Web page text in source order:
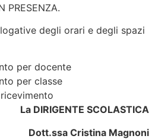
PRESENZA.
degli orari e degli spazi
per docente
per classe
La DIRIGENTE SCOLASTICA
Dott.ssa Cristina Magnoni